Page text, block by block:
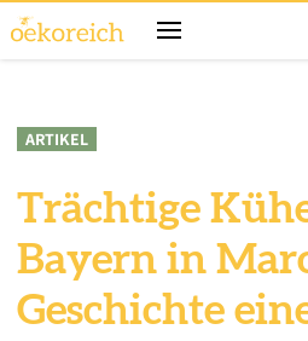
ARTIKEL
Trächtige
Bayern in
Geschichte